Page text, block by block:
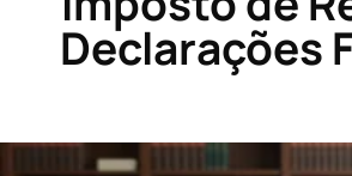
Declarações